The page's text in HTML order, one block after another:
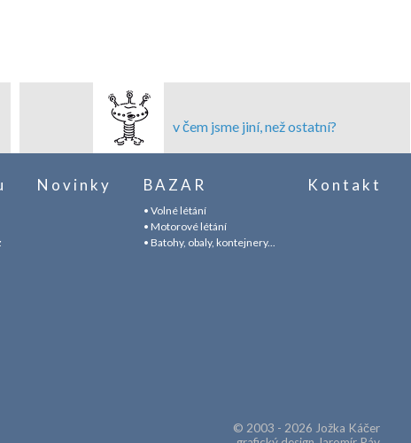
v čem jsme jiní, než ostatní?
Novinky BAZAR
• Volné létání
• Motorové létání
• Batohy, obaly, kontejnery...
Kontakt
© 2003 - 2026 Jožka Káčer